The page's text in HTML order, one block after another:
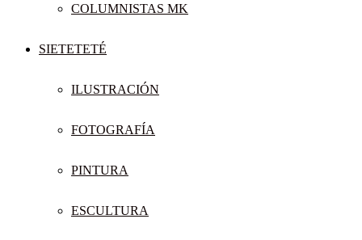
COLUMNISTAS MK
SIETETETÉ
ILUSTRACIÓN
FOTOGRAFÍA
PINTURA
ESCULTURA